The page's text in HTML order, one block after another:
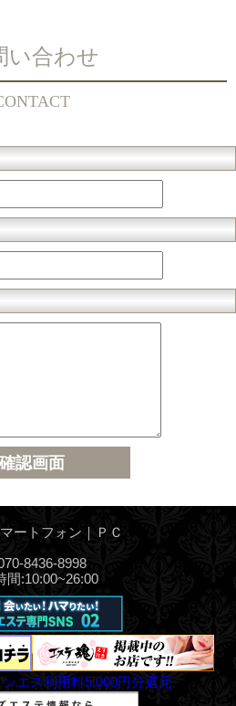
ートフォン｜
ＰＣ
8436-8998
間:10:00~26:00